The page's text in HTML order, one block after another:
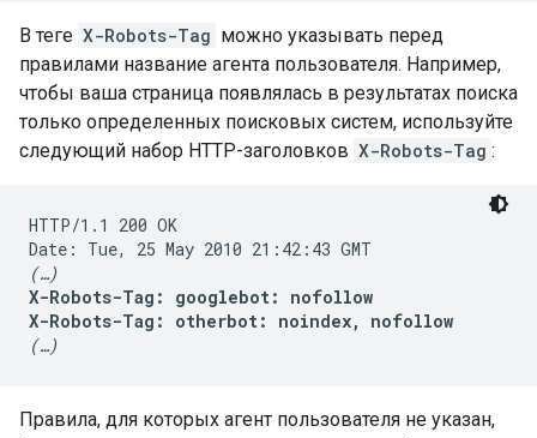
В теге X-Robots-Tag можно указывать перед
правилами название агента пользователя. Например,
чтобы ваша страница появлялась в результатах поиска
только определенных поисковых систем, используйте
следующий набор HTTP-заголовков X-Robots-Tag :
HTTP/1.1 200 OK
(…)
X-Robots-Tag: googlebot: nofollow
X-Robots-Tag: otherbot: noindex, nofollow
(…)
Правила, для которых агент пользователя не указан,